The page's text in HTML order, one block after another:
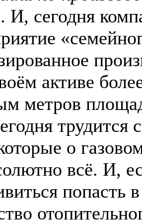
. И, сегодня
активе
метров
трудится
о
всё. И,
попасть